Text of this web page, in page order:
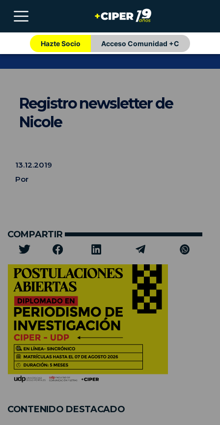
Hazte Socio Acceso Comunidad +C
Registro newsletter de
Nicole
13.12.2019
Por
COMPARTIR
CONTENIDO DESTACADO